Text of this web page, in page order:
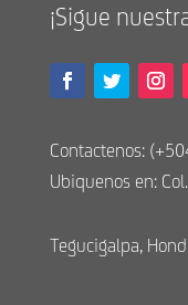
¡Sigue
Contactenos:
Ubiquenos en:
Tegucigalpa,